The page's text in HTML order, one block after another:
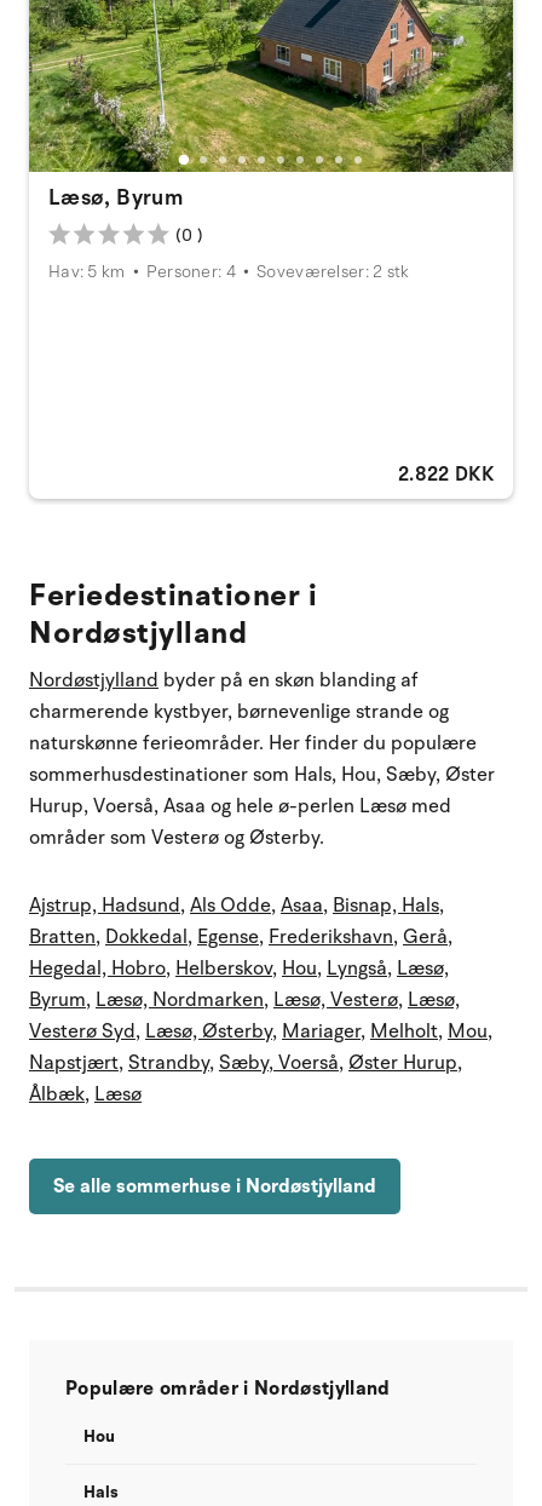
Læsø, Byrum
(0 )
Hav: 5 km
Personer: 4 Soveværelser: 2 stk
2.822 DKK
Feriedestinationer i
Nordøstjylland
Nordøstjylland byder på en skøn blanding af
charmerende kystbyer, børnevenlige strande og
naturskønne ferieområder. Her finder du populære
sommerhusdestinationer som Hals, Hou, Sæby, Øster
Hurup, Voerså, Asaa og hele ø-perlen Læsø med
områder som Vesterø og Østerby.
Ajstrup, Hadsund,Als Odde,Asaa, Bisnap, Hals,
Bratten, Dokkedal, Egense, Frederikshavn, Gerå,
Hegedal, Hobro, Helberskov, Hou, Lyngså, Læsø,
Byrum, Læsø, Nordmarken, Læsø, Vesterø, Læsø,
Vesterø Syd, Læsø, Østerby, Mariager, Melholt, Mou,
Napstjært,Strandby,Sæby,Voerså, Øster Hurup,
Ålbæk, Læsø
Se alle sommerhuse i Nordøstjylland
Populære områder i Nordøstjylland
Hou
Hals